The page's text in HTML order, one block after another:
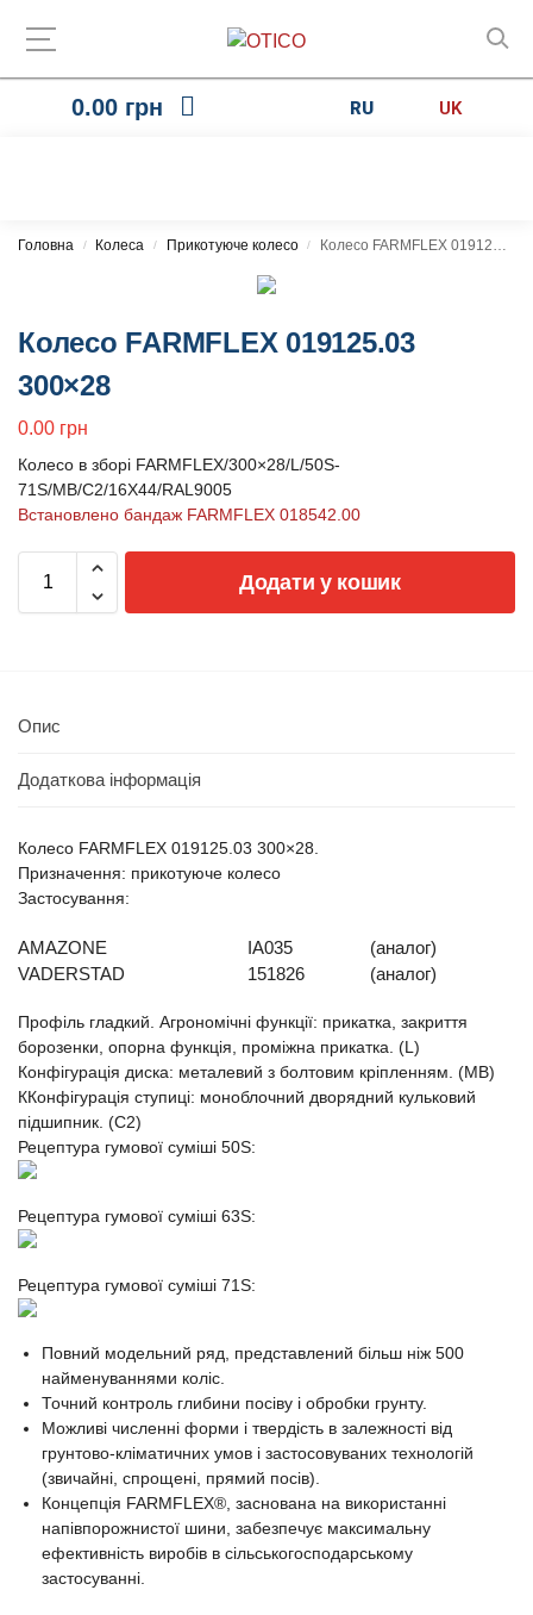
0.00 грн RU UK
Головна / Колеса / Прикотуюче колесо / Колесо FARMFLEX 019125.03 300×28
Колесо FARMFLEX 019125.03
300×28
0.00 грн
Колесо в зборі FARMFLEX/300×28/L/50S-
71S/MB/C2/16X44/RAL9005
Встановлено бандаж FARMFLEX 018542.00
Додати у кошик
Опис
Додаткова інформація
Колесо FARMFLEX 019125.03 300×28.
Призначення: прикотуюче колесо
Застосування:
AMAZONE IA035
(аналог)
VADERSTAD
151826 (аналог)
Профіль гладкий. Агрономічні функції: прикатка, закриття
борозенки, опорна функція, проміжна прикатка. (L)
Конфігурація диска: металевий з болтовим кріпленням. (MB)
ККонфігурація ступиці: моноблочний дворядний кульковий
підшипник. (C2)
Рецептура гумової суміші 50S:
Рецептура гумової суміші 63S:
Рецептура гумової суміші 71S:
Повний модельний ряд, представлений більш ніж 500
найменуваннями коліс.
Точний контроль глибини посіву і обробки грунту.
Можливі численні форми і твердість в залежності від
грунтово-кліматичних умов і застосовуваних технологій
(звичайні, спрощені, прямий посів).
Концепція FARMFLEX®, заснована на використанні
напівпорожнистої шини, забезпечує максимальну
ефективність виробів в сільськогосподарському
застосуванні.